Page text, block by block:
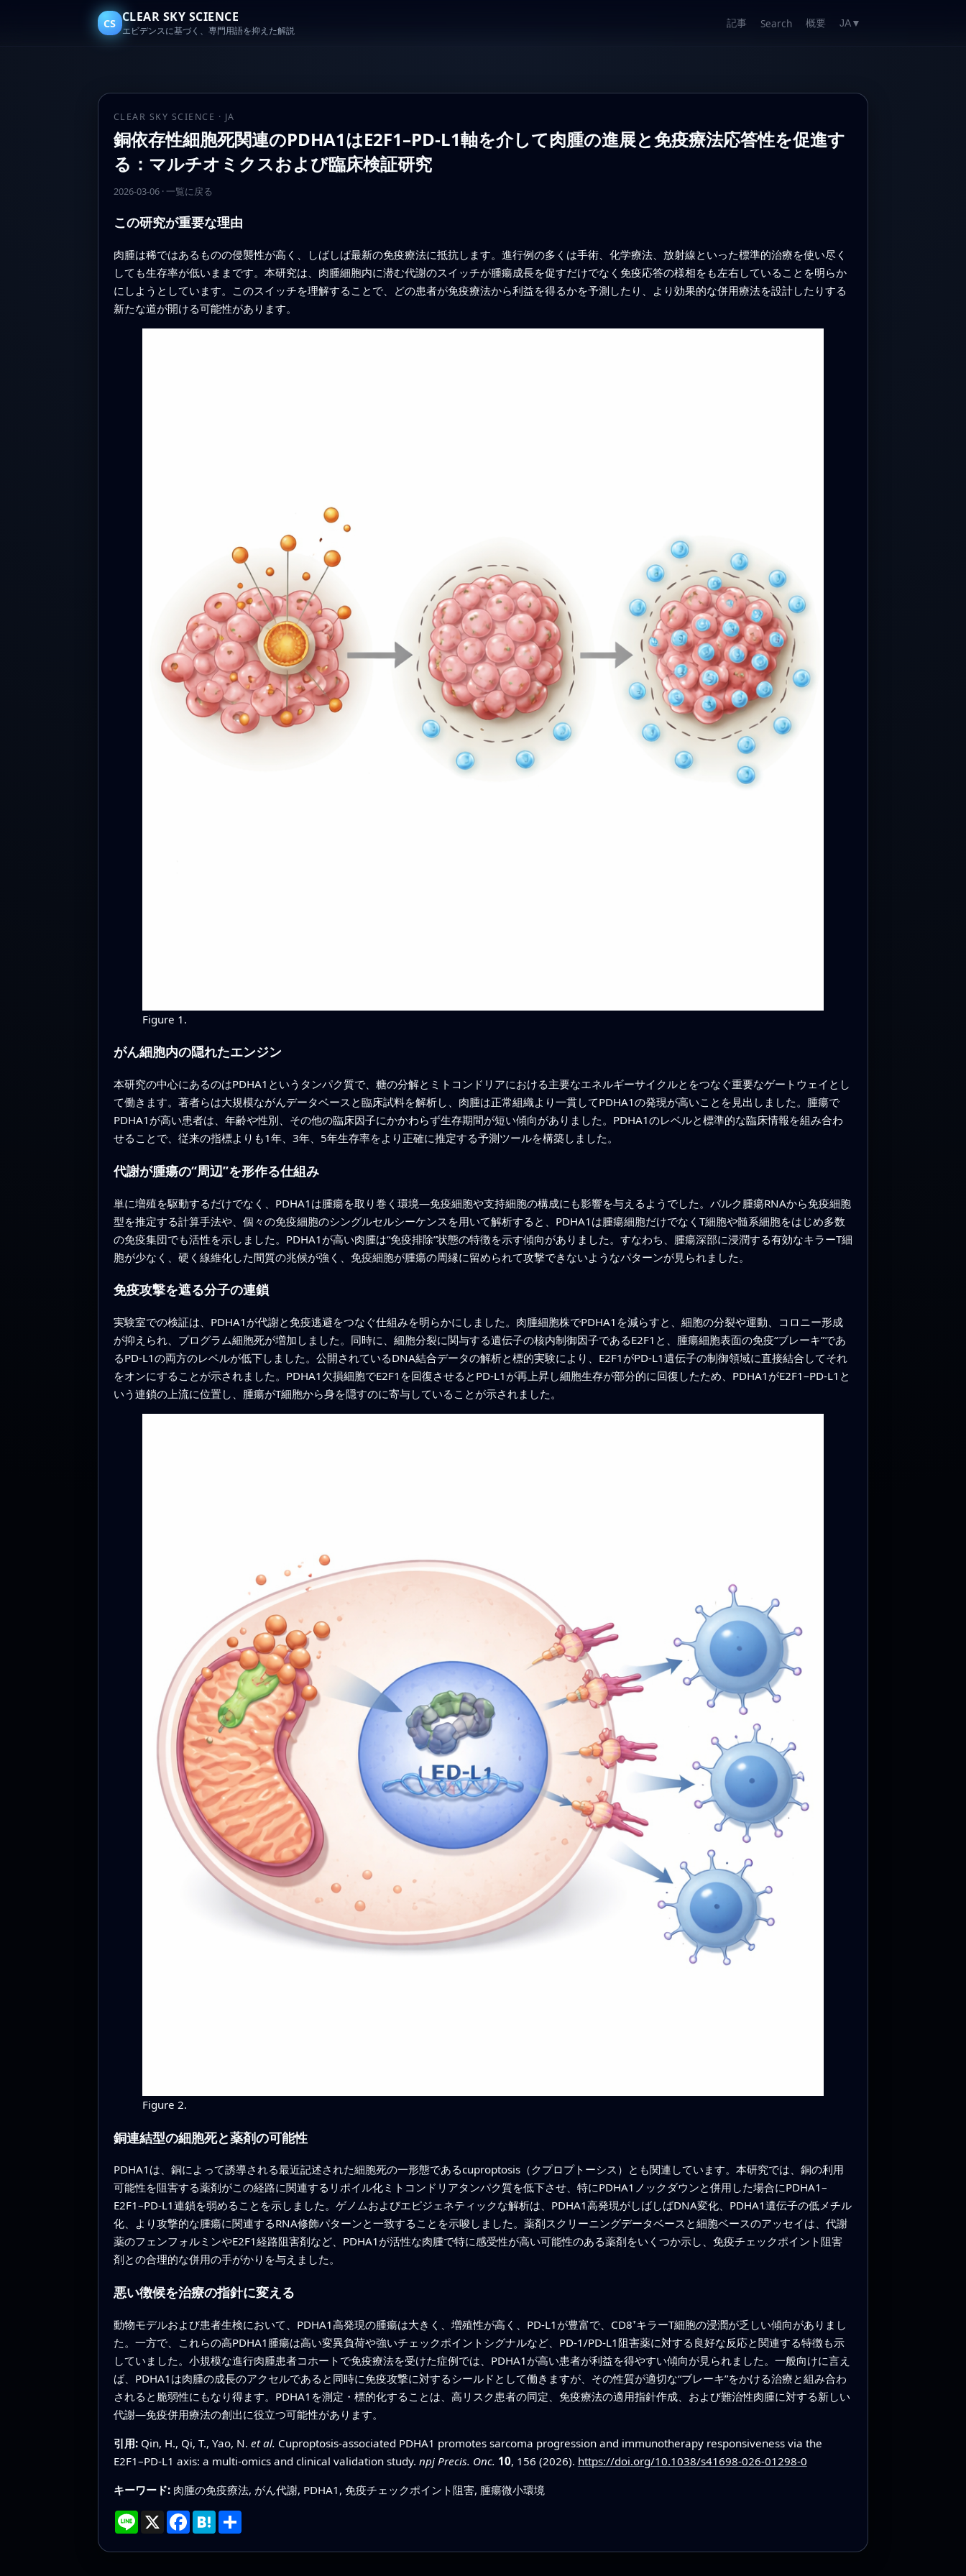
CS CLEAR SKY SCIENCE
エビデンスに基づく、専門用語を抑えた解説
記事 Search 概要 JA ▼
CLEAR SKY SCIENCE · JA
銅依存性細胞死関連のPDHA1はE2F1–PD-L1軸を介して肉腫の進展と免疫療法応答性を促進す
る：マルチオミクスおよび臨床検証研究
2026-03-06· 一覧に戻る
この研究が重要な理由
肉腫は稀ではあるものの侵襲性が高く、しばしば最新の免疫療法に抵抗します。進行例の多くは手術、化学療法、放射線といった標準的治療を使い尽く
しても生存率が低いままです。本研究は、肉腫細胞内に潜む代謝のスイッチが腫瘍成長を促すだけでなく免疫応答の様相をも左右していることを明らか
にしようとしています。このスイッチを理解することで、どの患者が免疫療法から利益を得るかを予測したり、より効果的な併用療法を設計したりする
新たな道が開ける可能性があります。
Figure 1.
がん細胞内の隠れたエンジン
本研究の中心にあるのはPDHA1というタンパク質で、糖の分解とミトコンドリアにおける主要なエネルギーサイクルとをつなぐ重要なゲートウェイとし
て働きます。著者らは大規模ながんデータベースと臨床試料を解析し、肉腫は正常組織より一貫してPDHA1の発現が高いことを見出しました。腫瘍で
PDHA1が高い患者は、年齢や性別、その他の臨床因子にかかわらず生存期間が短い傾向がありました。PDHA1のレベルと標準的な臨床情報を組み合わ
せることで、従来の指標よりも1年、3年、5年生存率をより正確に推定する予測ツールを構築しました。
代謝が腫瘍の“周辺”を形作る仕組み
単に増殖を駆動するだけでなく、PDHA1は腫瘍を取り巻く環境―免疫細胞や支持細胞の構成にも影響を与えるようでした。バルク腫瘍RNAから免疫細胞
型を推定する計算手法や、個々の免疫細胞のシングルセルシーケンスを用いて解析すると、PDHA1は腫瘍細胞だけでなくT細胞や髄系細胞をはじめ多数
の免疫集団でも活性を示しました。PDHA1が高い肉腫は“免疫排除”状態の特徴を示す傾向がありました。すなわち、腫瘍深部に浸潤する有効なキラーT細
胞が少なく、硬く線維化した間質の兆候が強く、免疫細胞が腫瘍の周縁に留められて攻撃できないようなパターンが見られました。
免疫攻撃を遮る分子の連鎖
実験室での検証は、PDHA1が代謝と免疫逃避をつなぐ仕組みを明らかにしました。肉腫細胞株でPDHA1を減らすと、細胞の分裂や運動、コロニー形成
が抑えられ、プログラム細胞死が増加しました。同時に、細胞分裂に関与する遺伝子の核内制御因子であるE2F1と、腫瘍細胞表面の免疫“ブレーキ”であ
るPD-L1の両方のレベルが低下しました。公開されているDNA結合データの解析と標的実験により、E2F1がPD-L1遺伝子の制御領域に直接結合してそれ
をオンにすることが示されました。PDHA1欠損細胞でE2F1を回復させるとPD-L1が再上昇し細胞生存が部分的に回復したため、PDHA1がE2F1–PD-L1と
いう連鎖の上流に位置し、腫瘍がT細胞から身を隠すのに寄与していることが示されました。
Figure 2.
銅連結型の細胞死と薬剤の可能性
PDHA1は、銅によって誘導される最近記述された細胞死の一形態であるcuproptosis（クプロプトーシス）とも関連しています。本研究では、銅の利用
可能性を阻害する薬剤がこの経路に関連するリポイル化ミトコンドリアタンパク質を低下させ、特にPDHA1ノックダウンと併用した場合にPDHA1–
E2F1–PD-L1連鎖を弱めることを示しました。ゲノムおよびエピジェネティックな解析は、PDHA1高発現がしばしばDNA変化、PDHA1遺伝子の低メチル
化、より攻撃的な腫瘍に関連するRNA修飾パターンと一致することを示唆しました。薬剤スクリーニングデータベースと細胞ベースのアッセイは、代謝
薬のフェンフォルミンやE2F1経路阻害剤など、PDHA1が活性な肉腫で特に感受性が高い可能性のある薬剤をいくつか示し、免疫チェックポイント阻害
剤との合理的な併用の手がかりを与えました。
悪い徴候を治療の指針に変える
動物モデルおよび患者生検において、PDHA1高発現の腫瘍は大きく、増殖性が高く、PD-L1が豊富で、CD8⁺キラーT細胞の浸潤が乏しい傾向がありまし
た。一方で、これらの高PDHA1腫瘍は高い変異負荷や強いチェックポイントシグナルなど、PD-1/PD-L1阻害薬に対する良好な反応と関連する特徴も示
していました。小規模な進行肉腫患者コホートで免疫療法を受けた症例では、PDHA1が高い患者が利益を得やすい傾向が見られました。一般向けに言え
ば、PDHA1は肉腫の成長のアクセルであると同時に免疫攻撃に対するシールドとして働きますが、その性質が適切な“ブレーキ”をかける治療と組み合わ
されると脆弱性にもなり得ます。PDHA1を測定・標的化することは、高リスク患者の同定、免疫療法の適用指針作成、および難治性肉腫に対する新しい
代謝—免疫併用療法の創出に役立つ可能性があります。
引用: Qin, H., Qi, T., Yao, N. et al. Cuproptosis-associated PDHA1 promotes sarcoma progression and immunotherapy responsiveness via the
E2F1–PD-L1 axis: a multi-omics and clinical validation study. npj Precis. Onc. 10, 156 (2026). https://doi.org/10.1038/s41698-026-01298-0
キーワード: 肉腫の免疫療法, がん代謝, PDHA1, 免疫チェックポイント阻害, 腫瘍微小環境
Line X Facebook
Hatena
共
有